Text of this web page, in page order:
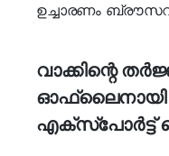
ഉച്ചാരണം
വാക്കിന്റെ
ഓഫ്ലൈനായി
എക്സ്പോർട്ട്